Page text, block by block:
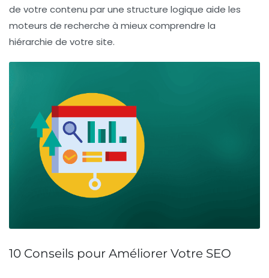
de votre contenu par une structure logique aide les
moteurs de recherche à mieux comprendre la
hiérarchie de votre site.
10 Conseils pour Améliorer Votre SEO